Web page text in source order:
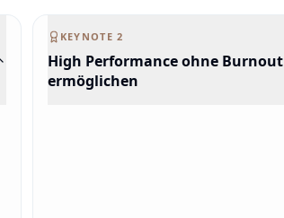
KEYNOTE2
High Performance ohne Burnout
ermöglichen